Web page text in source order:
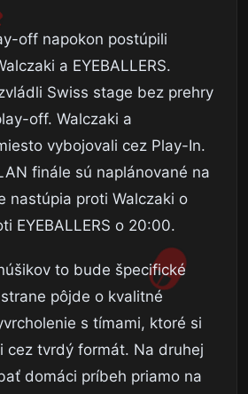
off napokon postúpili
a EYEBALLERS.
Swiss stage bez prehry
off. Walczaki a
vybojovali cez Play-In.
finále sú naplánované na
nastúpia proti Walczaki o
EYEBALLERS o 20:00.
to bude špecifické
pôjde o kvalitné
s tímami, ktoré si
cez tvrdý formát. Na druhej
domáci príbeh priamo na